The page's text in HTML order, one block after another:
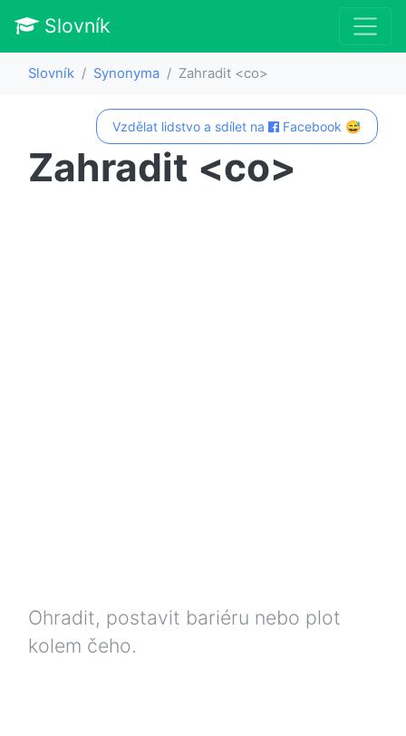
Slovník
Slovník Synonyma Zahradit <co>
Vzdělat lidstvo a sdílet na Facebook 😅
Zahradit <co>
Ohradit, postavit bariéru nebo plot
kolem čeho.